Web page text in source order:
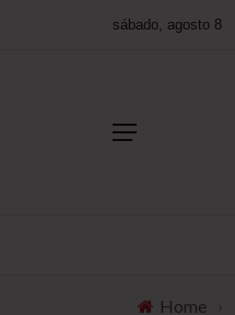
sábado, agosto 8
Home